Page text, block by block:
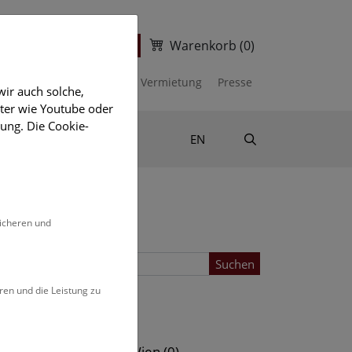
Warenkorb (0)
Vermietung Presse
EN
Suchen
auch solche,
wie Youtube oder
Die Cookie-
und
und die Leistung zu